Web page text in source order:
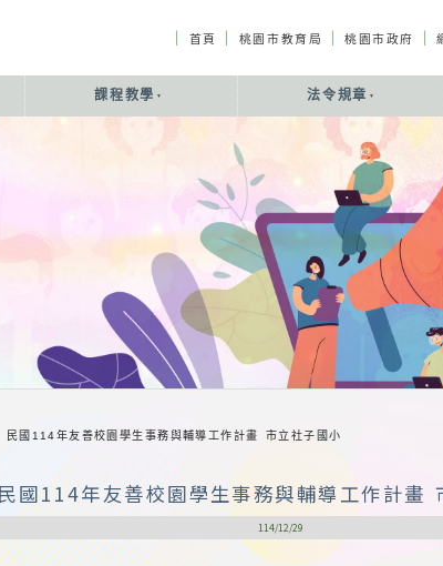
首頁 桃園市教育局 桃園市政府
課程教學 法令規章
民國114年友善校園學生事務與輔導工作計畫 市立社子國小
民國114年友善校園學生事務與輔導工作計畫
114/12/29